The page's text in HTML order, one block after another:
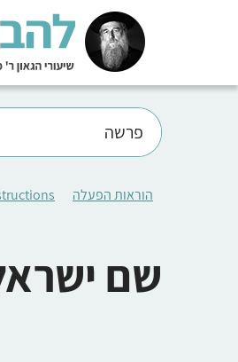
פרשה
הוראות הפעלה
שם